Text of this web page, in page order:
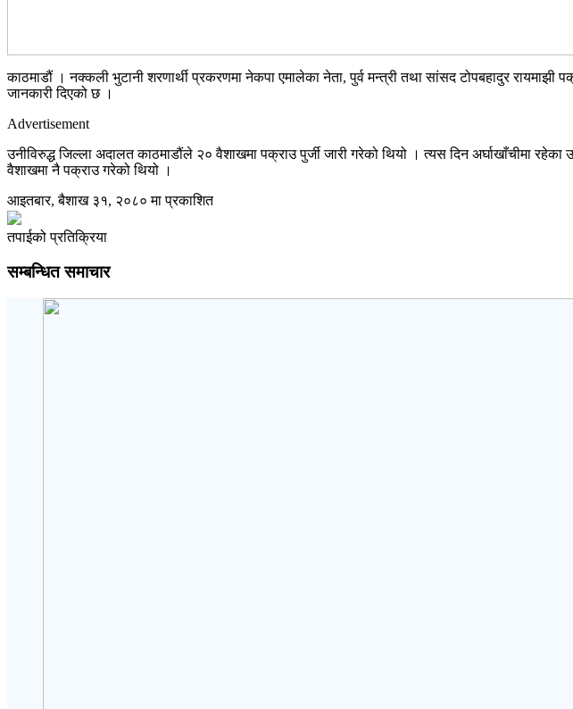
काठमाडौं । नक्कली भुटानी शरणार्थी प्रकरणमा नेकपा एमालेका नेता, पुर्व मन्त्री तथा सांसद टोपबहादुर
जानकारी दिएको छ ।
Advertisement
उनीविरुद्ध जिल्ला अदालत काठमाडौंले २० वैशाखमा पक्राउ पुर्जी जारी गरेको थियो । त्यस दिन अर्घाखाँचीमा
वैशाखमा नै पक्राउ गरेको थियो ।
आइतबार, बैशाख ३१, २०८० मा प्रकाशित
तपाईको प्रतिक्रिया
सम्बन्धित समाचार